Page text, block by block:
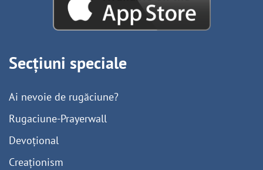
Secțiuni speciale
Ai nevoie de rugăciune?
Rugaciune-Prayerwall
Devoțional
Creaționism